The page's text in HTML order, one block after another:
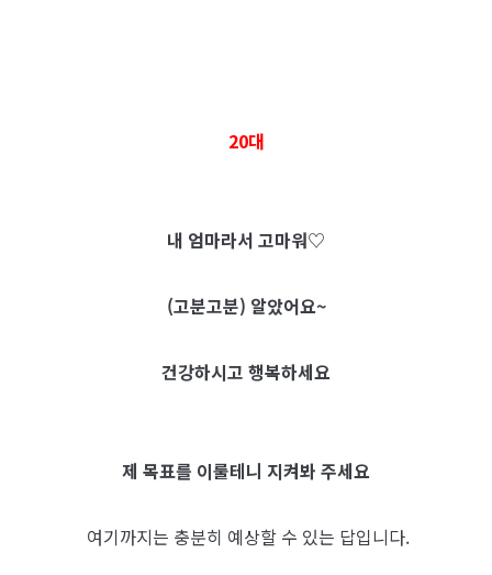
20대
내 엄마라서 고마워♡
(고분고분) 알았어요~
건강하시고 행복하세요
제 목표를 이룰테니 지켜봐 주세요
여기까지는 충분히 예상할 수 있는 답입니다.